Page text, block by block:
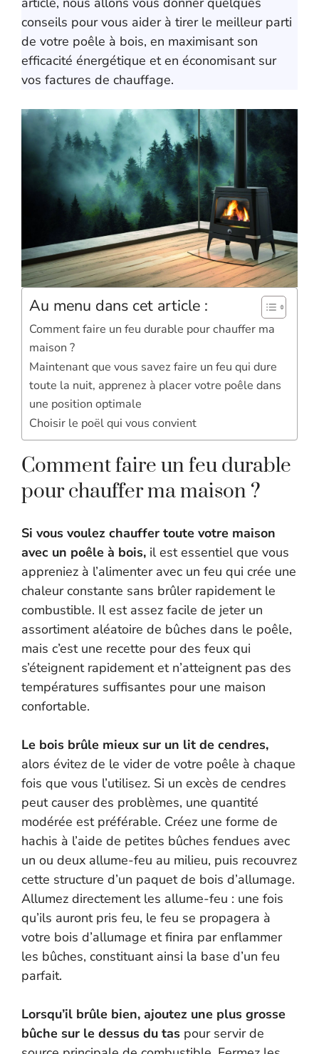
conseils pour vous aider à tirer le meilleur parti
de votre poêle à bois, en maximisant son
efficacité énergétique et en économisant sur
vos factures de chauffage.
Au menu dans cet article :
Comment faire un feu durable pour chauffer ma
maison ?
Maintenant que vous savez faire un feu qui dure
toute la nuit, apprenez à placer votre poêle dans
une position optimale
Choisir le poël qui vous convient
Comment faire un feu durable
pour chauffer ma maison ?
Si vous voulez chauffer toute votre maison
avec un poêle à bois, il est essentiel que vous
appreniez à l’alimenter avec un feu qui crée une
chaleur constante sans brûler rapidement le
combustible. Il est assez facile de jeter un
assortiment aléatoire de bûches dans le poêle,
mais c’est une recette pour des feux qui
s’éteignent rapidement et n’atteignent pas des
températures suffisantes pour une maison
confortable.
Le bois brûle mieux sur un lit de cendres,
alors évitez de le vider de votre poêle à chaque
fois que vous l’utilisez. Si un excès de cendres
peut causer des problèmes, une quantité
modérée est préférable. Créez une forme de
hachis à l’aide de petites bûches fendues avec
un ou deux allume-feu au milieu, puis recouvrez
cette structure d’un paquet de bois d’allumage.
Allumez directement les allume-feu : une fois
qu’ils auront pris feu, le feu se propagera à
votre bois d’allumage et finira par enflammer
les bûches, constituant ainsi la base d’un feu
parfait.
Lorsqu’il brûle bien, ajoutez une plus grosse
bûche sur le dessus du tas pour servir de